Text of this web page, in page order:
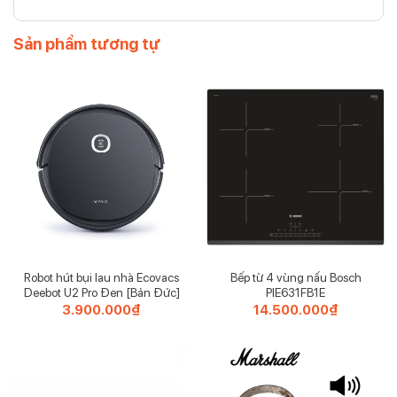
Nồi cơm cao tần Cuckoo CRP-DHAS069FB 1.08L (lòng nồi
Dung tích 1.8 lít đáp ứng nhu cầu nấu cơm của gia đình có
từ 4 – 6 thành viên
Bảng điều khiển cảm ứng kèm màn hình hiển thị rõ nét, có
Sản phẩm tương tự
Robot hút bụi lau nhà Ecovacs
Deebot U2 Pro Đen [Bản Đức]
3.900.000₫
Bếp từ 4 vùng nấu Bosch
PIE631FB1E
14.500.000₫